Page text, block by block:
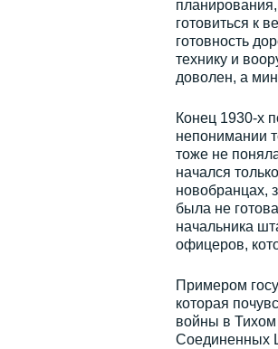
готовиться к
готовность
технику и
доволен, а
Конец 1930-х
непонимании
тоже не
начался
новобранцах,
была не
начальника
офицеров,
Примером
которая
войны в Тихом
Соединенных